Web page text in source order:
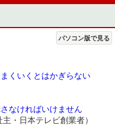
パソコン版で見る
くいくとはかぎらない
なければいけません
日本テレビ創業者）